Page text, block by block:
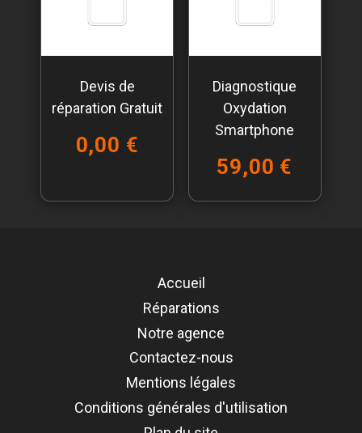
Devis de
réparation Gratuit
0,00 €
Diagnostique
Oxydation
Smartphone
59,00 €
Accueil
Réparations
Notre agence
Contactez-nous
Mentions légales
Conditions générales d'utilisation